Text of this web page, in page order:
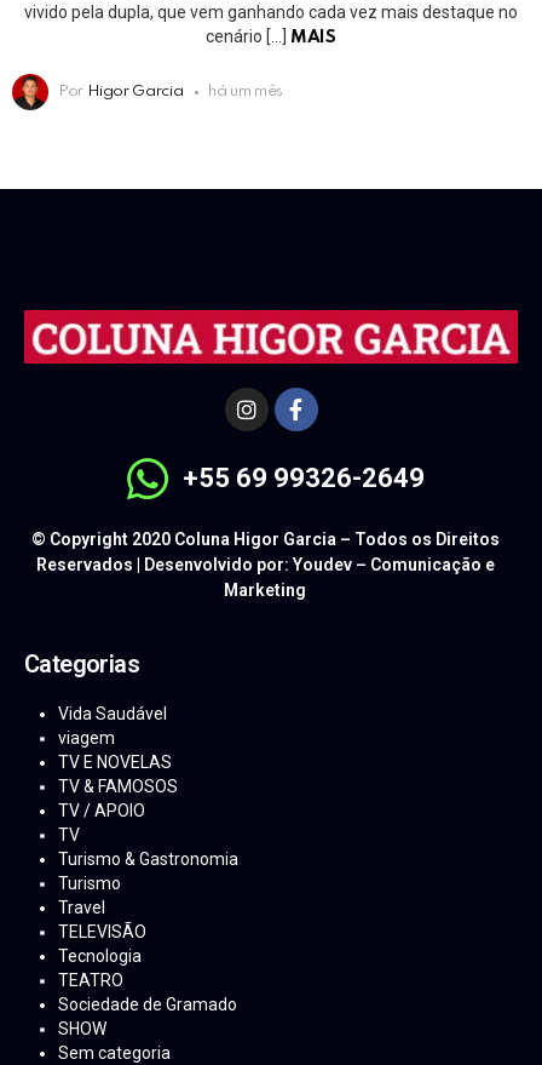
vivido pela dupla, que vem ganhando cada vez mais destaque no
cenário […]
MAIS
Por Higor Garcia há um mês
+55 69 99326-2649
© Copyright 2020 Coluna Higor Garcia – Todos os Direitos
Reservados | Desenvolvido por: Youdev – Comunicação e
Marketing
Categorias
Vida Saudável
viagem
TV E NOVELAS
TV & FAMOSOS
TV / APOIO
TV
Turismo & Gastronomia
Turismo
Travel
TELEVISÃO
Tecnologia
TEATRO
Sociedade de Gramado
SHOW
Sem categoria